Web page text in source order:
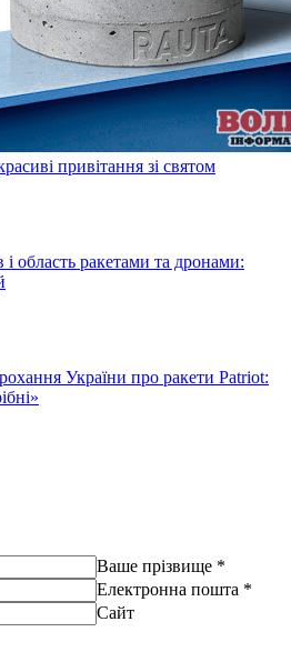
привітання зі святом
і область ракетами та дронами:
України про ракети Patriot:
Ваше прізвище *
Електронна пошта *
Сайт